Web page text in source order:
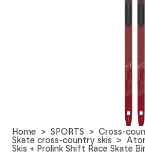
Home SPORTS
Cross-
Skate cross-country skis
Skis + Prolink Shift Race Skate